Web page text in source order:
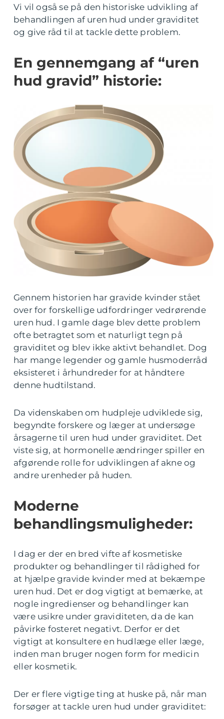
Vi vil også se på den historiske udvikling af
behandlingen af uren hud under graviditet
og give råd til at tackle dette problem.
En gennemgang af “uren
hud gravid” historie:
Gennem historien har gravide kvinder stået
over for forskellige udfordringer vedrørende
uren hud. I gamle dage blev dette problem
ofte betragtet som et naturligt tegn på
graviditet og blev ikke aktivt behandlet. Dog
har mange legender og gamle husmoderråd
eksisteret i århundreder for at håndtere
denne hudtilstand.
Da videnskaben om hudpleje udviklede sig,
begyndte forskere og læger at undersøge
årsagerne til uren hud under graviditet. Det
viste sig, at hormonelle ændringer spiller en
afgørende rolle for udviklingen af akne og
andre urenheder på huden.
Moderne
behandlingsmuligheder:
I dag er der en bred vifte af kosmetiske
produkter og behandlinger til rådighed for
at hjælpe gravide kvinder med at bekæmpe
uren hud. Det er dog vigtigt at bemærke, at
nogle ingredienser og behandlinger kan
være usikre under graviditeten, da de kan
påvirke fosteret negativt. Derfor er det
vigtigt at konsultere en hudlæge eller læge,
inden man bruger nogen form for medicin
eller kosmetik.
Der er flere vigtige ting at huske på, når man
forsøger at tackle uren hud under graviditet: